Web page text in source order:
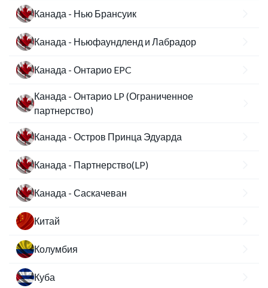
Канада - Нью Брансуик
Канада - Ньюфаундленд и Лабрадор
Канада - Онтарио EPC
Канада - Онтарио LP (Ограниченное
партнерство)
Канада - Остров Принца Эдуарда
Канада - Партнерство(LP)
Канада - Саскачеван
Китай
Колумбия
Куба